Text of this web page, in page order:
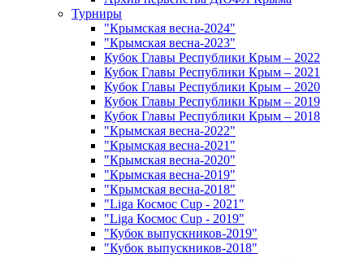
Турниры
"Крымская весна-2024"
"Крымская весна-2023"
Кубок Главы Республики Крым – 2022
Кубок Главы Республики Крым – 2021
Кубок Главы Республики Крым – 2020
Кубок Главы Республики Крым – 2019
Кубок Главы Республики Крым – 2018
"Крымская весна-2022"
"Крымская весна-2021"
"Крымская весна-2020"
"Крымская весна-2019"
"Крымская весна-2018"
"Liga Космос Cup - 2021"
"Liga Космос Cup - 2019"
"Кубок выпускников-2019"
"Кубок выпускников-2018"